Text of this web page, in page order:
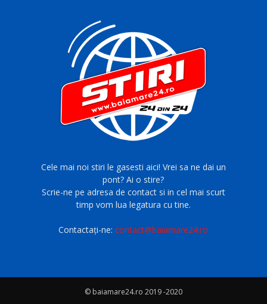
Cele mai noi stiri le gasesti aici! Vrei sa ne dai un
pont? Ai o stire?
Scrie-ne pe adresa de contact si in cel mai scurt
timp vom lua legatura cu tine.
Contactați-ne:contact@baiamare24.ro
© baiamare24.ro 2019 -2020